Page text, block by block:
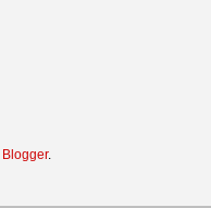
Blogger.